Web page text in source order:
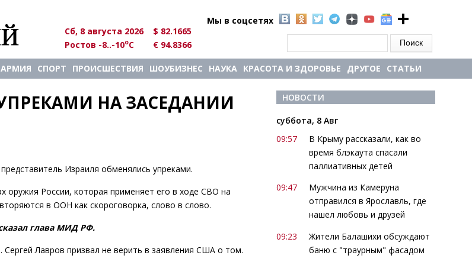
Мы в соцсетях
Сб, 8 августа 2026
$ 82.1665
Ростов -8..-10oC € 94.8366
АРМИЯ СПОРТ ПРОИСШЕСТВИЯ ШОУБИЗНЕС НАУКА КРАСОТА И ЗДОРОВЬЕ ДРУГОЕ СТАТЬИ
НА ЗАСЕДАНИИ
Израиля обменялись упреками.
оружия России, которая применяет его в ходе СВО на
в ООН как скороговорка, слово в слово.
глава МИД РФ.
Лавров призвал не верить в заявления США о том.
НОВОСТИ
суббота, 8 Авг
09:57
В Крыму рассказали, как во
время блэкаута спасали
паллиативных детей
09:47
Мужчина из Камеруна
отправился в Ярославль, где
нашел любовь и друзей
09:23
Жители Балашихи обсуждают
баню с "траурным" фасадом